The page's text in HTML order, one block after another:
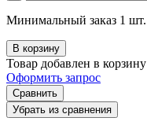
Минимальный заказ 1 шт.
В корзину
Товар добавлен в корзину
Оформить запрос
Сравнить
Убрать из сравнения